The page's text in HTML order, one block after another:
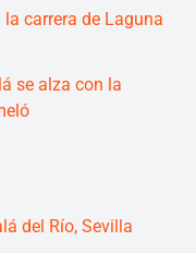
carrera de Laguna
se alza con la
del Río, Sevilla